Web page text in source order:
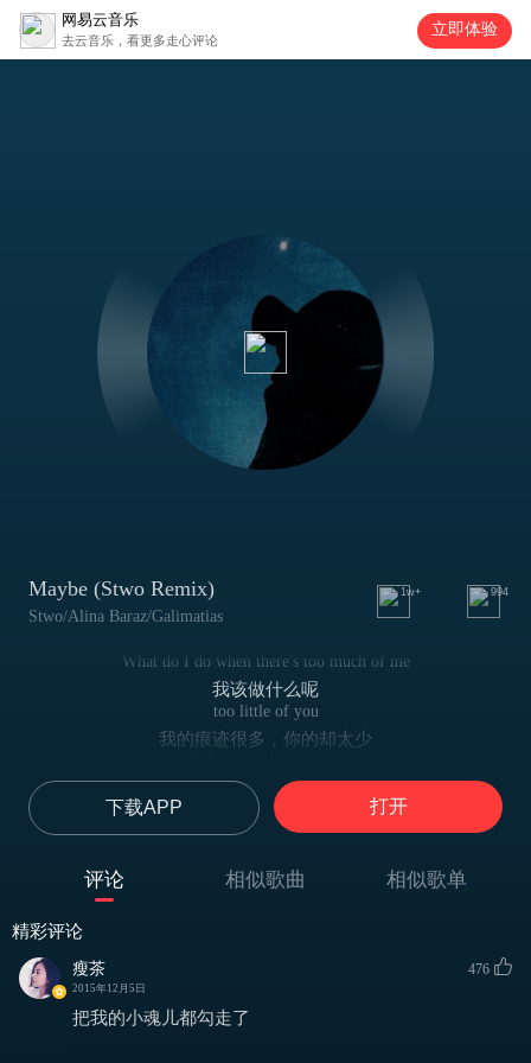
网易云音乐
去云音乐，看更多走心评论
立即体验
Maybe (Stwo Remix)
Stwo/Alina Baraz/Galimatias
1w+ 994
What do I do when there's too much of me
我该做什么呢
too little of you
我的痕迹很多，你的却太少
我该说什么呢
I know you're not here to stay
知道你不会留下来
理解不了的事情
Maybe I'll get you out of my head
下载APP 打开
评论 相似歌曲 相似歌单
精彩评论
瘦茶
2015年12月5日
476
把我的小魂儿都勾走了